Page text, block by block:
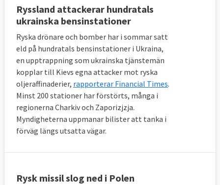
Ryssland attackerar hundratals
ukrainska bensinstationer
Ryska drönare och bomber har i sommar satt
eld på hundratals bensinstationer i Ukraina,
en upptrappning som ukrainska tjänstemän
kopplar till Kievs egna attacker mot ryska
oljeraffinaderier, rapporterar Financial Times.
Minst 200 stationer har förstörts, många i
regionerna Charkiv och Zaporizjzja.
Myndigheterna uppmanar bilister att tanka i
förväg längs utsatta vägar.
Rysk missil slog ned i Polen